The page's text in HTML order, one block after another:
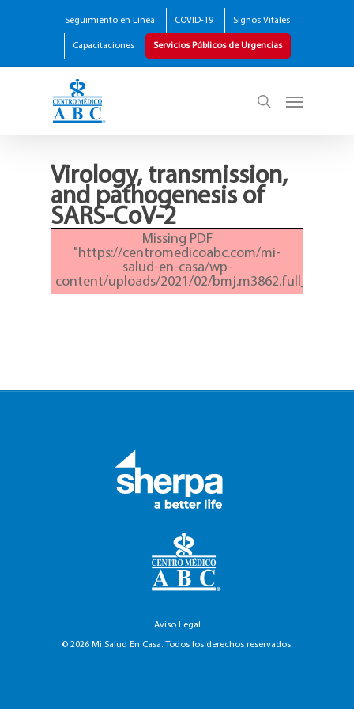
Seguimiento en Línea COVID-19 Signos Vitales
Capacitaciones Servicios Públicos de Urgencias
Virology, transmission,
and pathogenesis of
SARS-CoV-2
Missing PDF
"https://centromedicoabc.com/mi-
salud-en-casa/wp-
content/uploads/2021/02/bmj.m3862.full_.pdf".
Aviso Legal
© 2026 Mi Salud En Casa. Todos los derechos reservados.